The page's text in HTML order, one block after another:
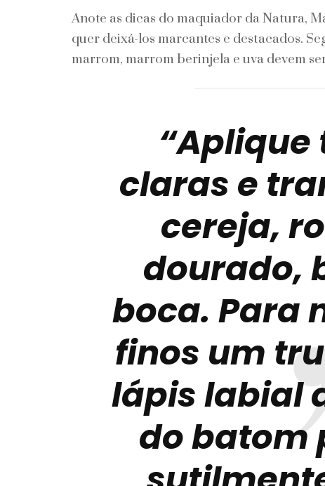
Anote as dicas do maquiador da Natura,
quer deixá-los marcantes e destacados.
marrom, marrom berinjela e uva devem
claras e
cereja,
dourado,
boca. Para
finos um
lápis labial
do batom